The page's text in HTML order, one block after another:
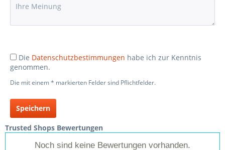
Die Datenschutzbestimmungen habe ich zur Kenntnis
genommen.
Die mit einem * markierten Felder sind Pflichtfelder.
Speichern
Trusted Shops Bewertungen
Noch sind keine Bewertungen vorhanden.